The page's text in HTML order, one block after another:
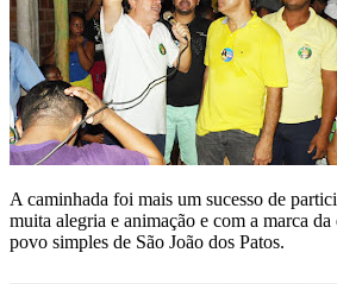
A caminhada foi mais um sucesso de
muita alegria e animação e com a marca
povo simples de São João dos Patos.